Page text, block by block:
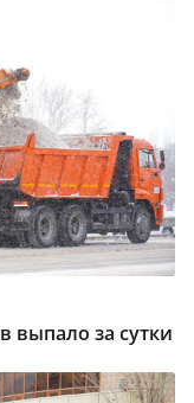
выпало за сутки